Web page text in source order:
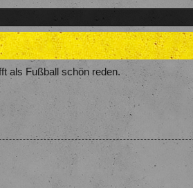
als Fußball schön reden.